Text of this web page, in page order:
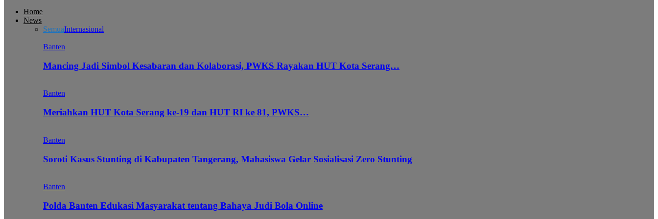
Home
News
SemuaInternasional
Banten
Mancing Jadi Simbol Kesabaran dan Kolaborasi, PWKS Rayakan HUT Kota Serang…
Banten
Meriahkan HUT Kota Serang ke-19 dan HUT RI ke 81, PWKS…
Banten
Soroti Kasus Stunting di Kabupaten Tangerang, Mahasiswa Gelar Sosialisasi Zero Stunting
Banten
Polda Banten Edukasi Masyarakat tentang Bahaya Judi Bola Online